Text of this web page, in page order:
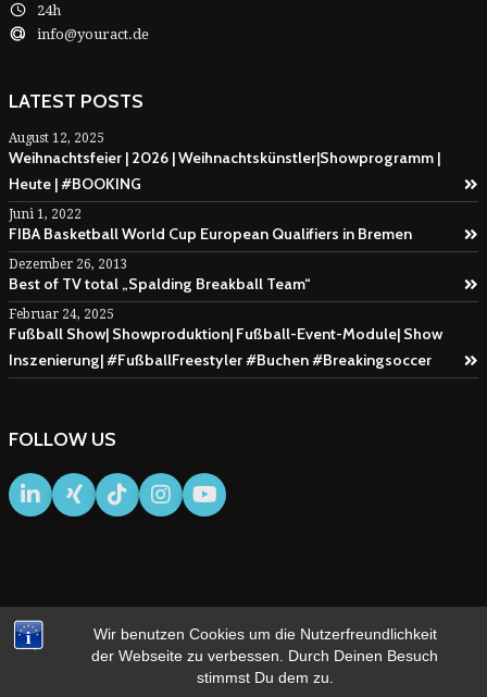
Wir benutzen Cookies um die Nutzerfreundlichkeit
der Webseite zu verbessen. Durch Deinen Besuch
stimmst Du dem zu.
24h
info@youract.de
LATEST POSTS
August 12, 2025
Weihnachtsfeier | 2026 | Weihnachtskünstler|Showprogramm |
Heute | #BOOKING
Juni 1, 2022
FIBA Basketball World Cup European Qualifiers in Bremen
Dezember 26, 2013
Best of TV total „Spalding Breakball Team“
Februar 24, 2025
Fußball Show| Showproduktion| Fußball-Event-Module| Show
Inszenierung| #FußballFreestyler #Buchen #Breakingsoccer
FOLLOW US
IMPRESSUM AGB